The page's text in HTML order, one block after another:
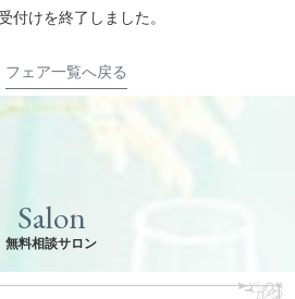
付けを終了しました。
フェア一覧へ戻る
Salon
無料相談サロン